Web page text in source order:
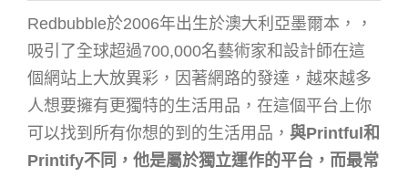
Redbubble於2006年出生於澳大利亞墨爾本，，
吸引了全球超過700,000名藝術家和設計師在這
個網站上大放異彩，因著網路的發達，越來越多
人想要擁有更獨特的生活用品，在這個平台上你
可以找到所有你想的到的生活用品， 與Printful和
Printify不同，他是屬於獨立運作的平台，而最常